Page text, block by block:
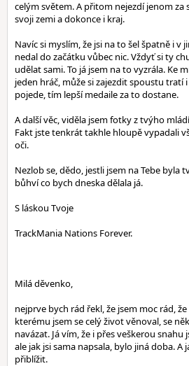
celým světem. A přitom nejezdí jenom za
svoji zemi a dokonce i kraj.
Navíc si myslím, že jsi na to šel špatně i v
nedal do začátku vůbec nic. Vždyť si ty
udělat sami. To já jsem na to vyzrála. Ke
jeden hráč, může si zajezdit spoustu tratí
pojede, tím lepší medaile za to dostane.
A další věc, viděla jsem fotky z tvýho
Fakt jste tenkrát takhle hloupě vypadali
oči.
Nezlob se, dědo, jestli jsem na Tebe byla
bůhví co bych dneska dělala já.
S láskou Tvoje
TrackMania Nations Forever.
Milá děvenko,
nejprve bych rád řekl, že jsem moc rád,
kterému jsem se celý život věnoval, se
navázat. Já vím, že i přes veškerou
ale jak jsi sama napsala, bylo jiná doba. A
přiblížit.